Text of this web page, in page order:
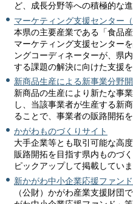
ど、成長分野等への積極的な
マーケティング支援センター（
本県の主要産業である「食品
マーケティング支援センター
ングコーディネーターが、県
する課題の解決に向けた支援を
新商品生産による新事業分野
新商品の生産により新たな事
し、当該事業者が生産する新
ることで、事業者の販路開拓を
かがわものづくりサイト
大手企業等とも取引可能な高
販路開拓を目指す県内ものづ
ピックアップして掲載していま
新かがわ中小企業応援ファン
（公財）かがわ産業支援財団